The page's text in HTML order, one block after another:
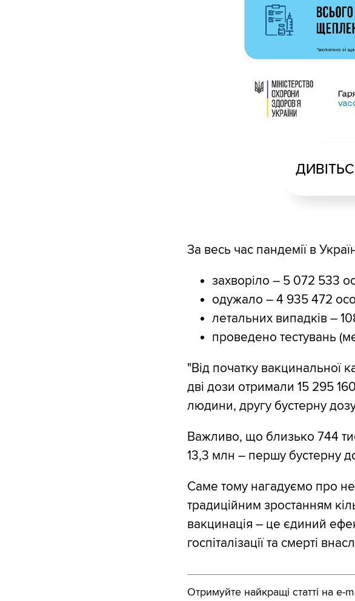
За весь час пандемії в
захворіло – 5 072 533
одужало – 4 935 472
летальних випадків –
проведено тестувань
"Від початку вакцинальної
дві дози отримали 15 295
людини, другу бустерну
Важливо, що близько 744
13,3 млн – першу бустерну
Саме тому нагадуємо про
традиційним зростанням
вакцинація – це єдиний
госпіталізації та смерті
Отримуйте найкращі статті на e-